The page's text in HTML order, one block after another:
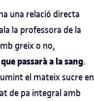
una relació directa
la professora de la
greix o no,
passarà a la sang.
el mateix sucre en
de pa integral amb